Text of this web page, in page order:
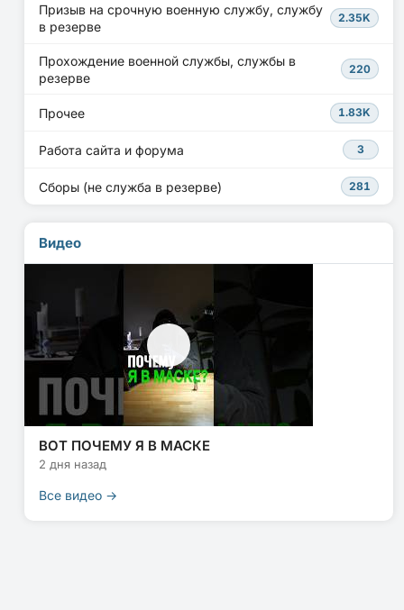
Призыв на срочную военную службу, службу
в резерве
2.35K
Прохождение военной службы, службы в
резерве
220
Прочее 1.83K
Работа сайта и форума 3
Сборы (не служба в резерве) 281
Видео
ВОТ ПОЧЕМУ Я В МАСКЕ
2 дня назад
Все видео →